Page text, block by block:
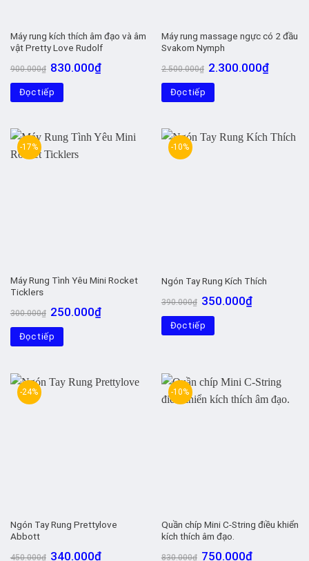
Máy rung kích thích âm đạo và âm
vật Pretty Love Rudolf
900.000₫ Giá
gốc
là:
900.000₫.
830.000₫Giá
Đọc tiếp
Máy rung massage ngực có 2 đầu
Svakom Nymph
2.500.000₫ Giá
gốc
là:
2.300.000₫Giá
Đọc tiếp
-17%
Máy Rung Tình Yêu Mini Rocket
Ticklers
300.000₫ Giá
gốc
là:
300.000₫.
250.000₫Giá
Đọc tiếp
-10%
Ngón Tay Rung Kích Thích
390.000₫ Giá
gốc
là:
390.000₫.
350.000₫Giá
Đọc tiếp
-24%
Ngón Tay Rung Prettylove
Abbott
450.000₫ Giá
340.000₫Giá
-10%
Quần chíp Mini C-String điều khiển
kích thích âm đạo.
830.000₫ Giá
750.000₫Giá